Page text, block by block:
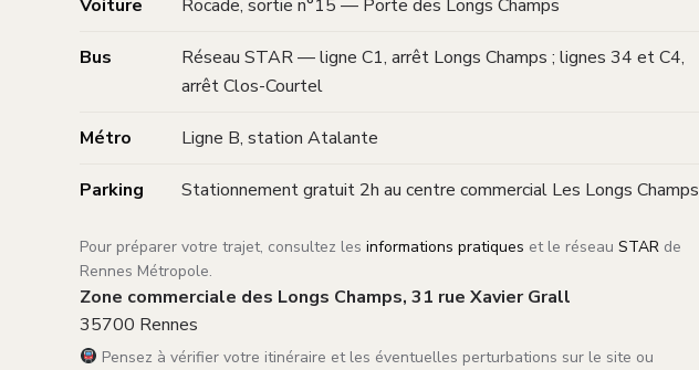
Voiture Rocade, sortie n°15 — Porte des Longs Champs
Bus
Réseau STAR — ligne C1, arrêt Longs Champs ; lignes 34 et C4,
arrêt Clos-Courtel
Métro Ligne B, station Atalante
Parking Stationnement gratuit 2h au centre commercial Les Longs Champs
Pour préparer votre trajet, consultez les informations pratiques et le réseau STAR de
Rennes Métropole.
Zone commerciale des Longs Champs, 31 rue Xavier Grall
35700 Rennes
Pensez à vérifier votre itinéraire et les éventuelles perturbations sur le site ou